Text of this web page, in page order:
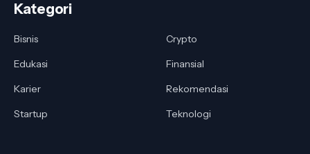
Kategori
Bisnis
Crypto
Edukasi
Finansial
Karier
Rekomendasi
Startup
Teknologi